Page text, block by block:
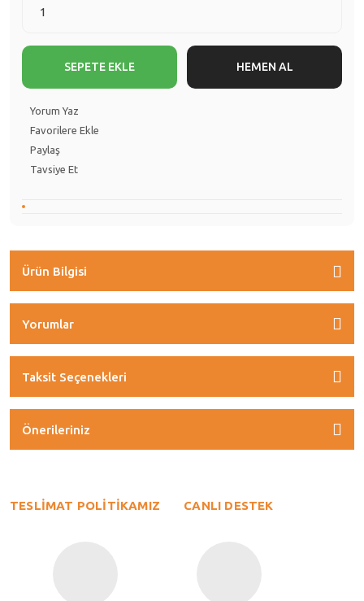
SEPETE EKLE HEMEN AL
Yorum Yaz
Paylaş
Tavsiye Et
Ürün Bilgisi
Yorumlar
Taksit Seçenekleri
Önerileriniz
TESLİMAT POLİTİKAMIZ CANLI DESTEK